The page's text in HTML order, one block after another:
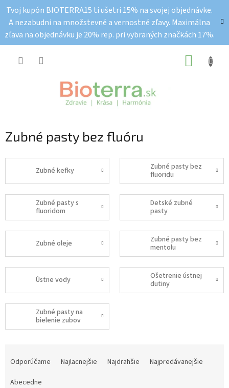
obsah
Tvoj kupón BIOTERRA15 ti ušetri 15% na svojej objednávke.
A nezabudni na množstevné a vernostné zľavy. Maximálna
zľava na objednávku je 20% rep. pri vybraných značkách 17%.
Zubné pasty bez fluóru
Zubné kefky
Zubné pasty bez
fluoridu
Zubné pasty s
fluoridom
Detské zubné
pasty
Zubné oleje
Zubné pasty bez
mentolu
Ústne vody
Ošetrenie ústnej
dutiny
Zubné pasty na
bielenie zubov
Odporúčame Najlacnejšie Najdrahšie
Najpredávanejšie
Abecedne